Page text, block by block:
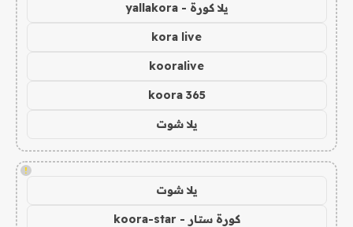
يلا كورة - yallakora
kora live
kooralive
koora 365
يلا شوت
!
يلا شوت
كورة ستار - koora-star